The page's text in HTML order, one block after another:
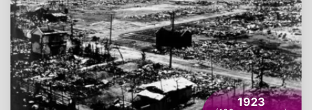
реки Малки и ее притоков. Балкария, которая
была разделена на пять горских обществ,
занимала в основном горные и высокогорные
районы современной республики.
1923